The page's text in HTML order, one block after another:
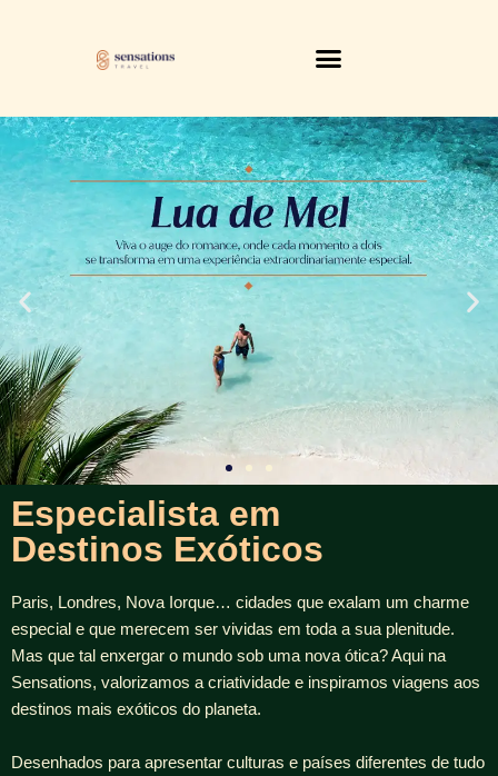
Especialista em
Destinos Exóticos
Paris, Londres, Nova Iorque… cidades que exalam um charme
especial e que merecem ser vividas em toda a sua plenitude.
Mas que tal enxergar o mundo sob uma nova ótica? Aqui na
Sensations, valorizamos a criatividade e inspiramos viagens aos
destinos mais exóticos do planeta.
Desenhados para apresentar culturas e países diferentes de tudo